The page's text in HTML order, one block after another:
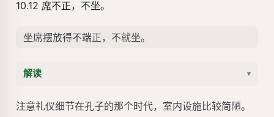
10.12 席不正，不坐。
坐席摆放得不端正，不就坐。
解读 ▾
注意礼仪细节在孔子的那个时代，室内设施比较简陋。